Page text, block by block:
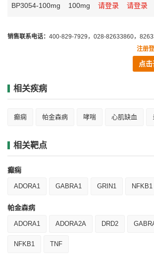
BP3054-100mg 100mg 请登录 请登录
销售联系电话： 400-829-7929，028-82633860，
注册
点
相关疾病
癫痫 帕金森病 哮喘 心肌缺血
相关靶点
癫痫
ADORA1 GABRA1 GRIN1 NFKB1
帕金森病
ADORA1 ADORA2A DRD2
NFKB1 TNF